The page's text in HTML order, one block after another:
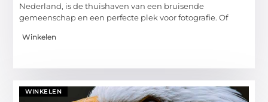
Nederland, is de thuishaven van een bruisende
gemeenschap en een perfecte plek voor fotografie. Of
Winkelen
WINKELEN